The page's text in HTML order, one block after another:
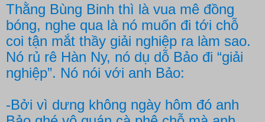
Thằng Bùng Binh thì là vua mê đồng
bóng, nghe qua là nó muốn đi tới chỗ
coi tận mắt thầy giải nghiệp ra làm sao.
Nó rủ rê Hàn Ny, nó dụ dỗ Bảo đi “giải
nghiệp”. Nó nói với anh Bảo:
-Bởi vì dưng không ngày hôm đó anh